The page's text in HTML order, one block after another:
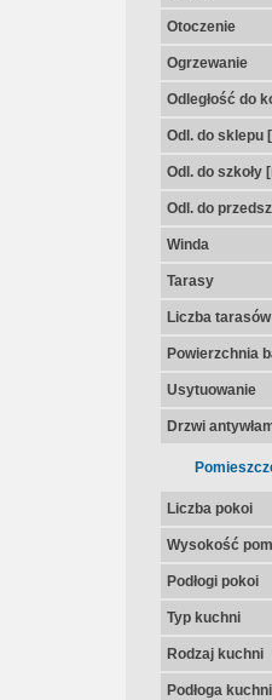
Otoczenie
Ogrzewanie
Odległość do
Odl. do sklepu
Odl. do szkoły
Odl. do
Winda
Tarasy
Liczba tarasów
Powierzchnia
Usytuowanie
Drzwi
Liczba pokoi
Wysokość
Podłogi pokoi
Typ kuchni
Rodzaj kuchni
Podłoga kuchni